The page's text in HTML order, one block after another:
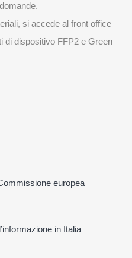
si accede al front office
di dispositivo FFP2 e Green
europea
in Italia